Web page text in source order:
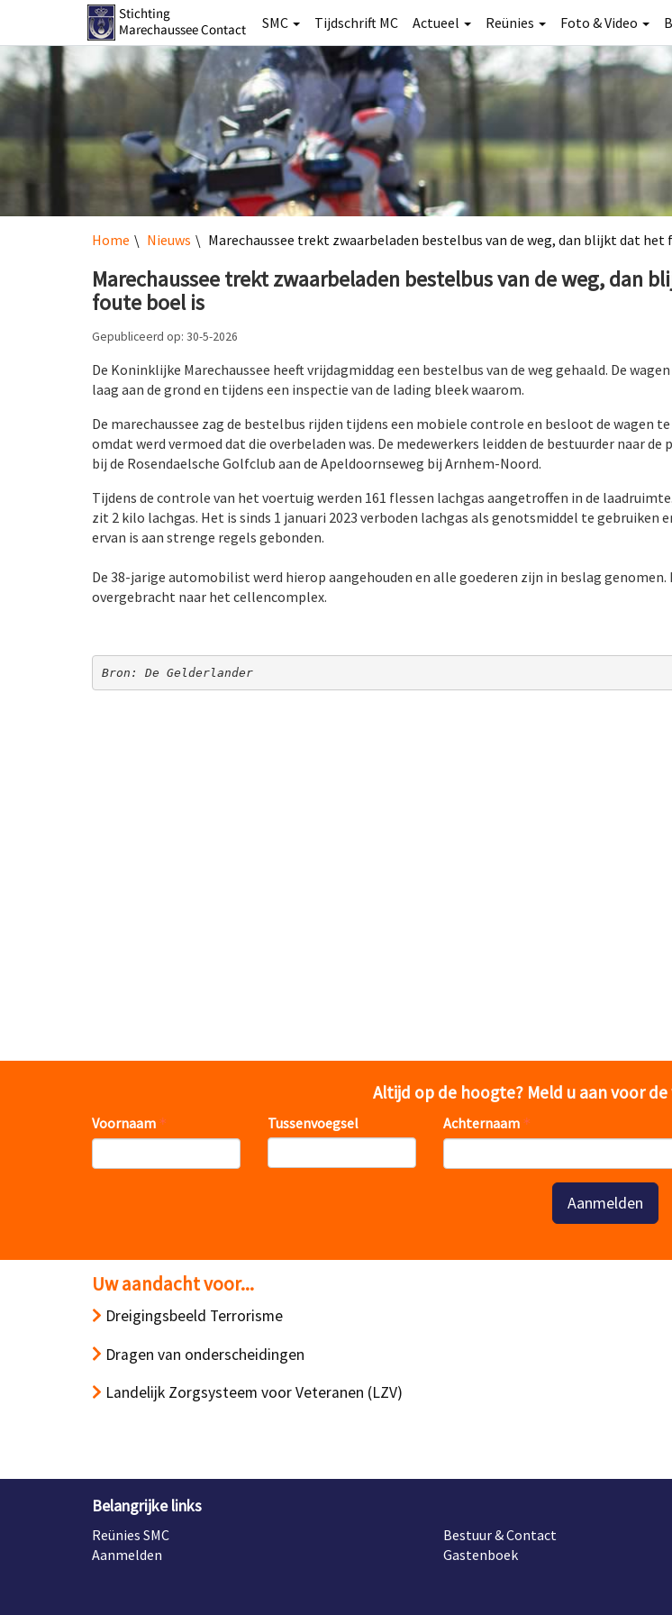
SMC Tijdschrift MC Actueel Reünies Foto & Video
Home Nieuws Marechaussee trekt zwaarbeladen bestelbus van de weg, dan blijkt dat het
Marechaussee trekt zwaarbeladen bestelbus van de weg, dan
foute boel is
Gepubliceerd op: 30-5-2026
De Koninklijke Marechaussee heeft vrijdagmiddag een bestelbus van de weg gehaald. De
laag aan de grond en tijdens een inspectie van de lading bleek waarom.
De marechaussee zag de bestelbus rijden tijdens een mobiele controle en besloot de wagen
omdat werd vermoed dat die overbeladen was. De medewerkers leidden de bestuurder naar de
bij de Rosendaelsche Golfclub aan de Apeldoornseweg bij Arnhem-Noord.
Tijdens de controle van het voertuig werden 161 flessen lachgas aangetroffen in de
zit 2 kilo lachgas. Het is sinds 1 januari 2023 verboden lachgas als genotsmiddel te gebruiken
ervan is aan strenge regels gebonden.
De 38-jarige automobilist werd hierop aangehouden en alle goederen zijn in beslag genomen.
overgebracht naar het cellencomplex.
Bron: De Gelderlander
Altijd op de hoogte? Meld u aan voor
Voornaam Tussenvoegsel Achternaam
Aanmelden
Uw aandacht voor...
Dreigingsbeeld Terrorisme
Dragen van onderscheidingen
Landelijk Zorgsysteem voor Veteranen (LZV)
Belangrijke links
Reünies SMC
Bestuur & Contact
Aanmelden
Gastenboek